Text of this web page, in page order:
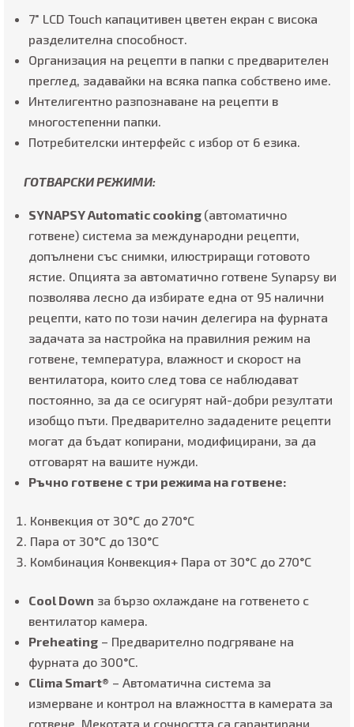
7″ LCD Touch капацитивен цветен екран с висока
разделителна способност.
Организация на рецепти в папки с предварителен
преглед, задавайки на всяка папка собствено име.
Интелигентно разпознаване на рецепти в
многостепенни папки.
Потребителски интерфейс с избор от 6 езика.
ГОТВАРСКИ РЕЖИМИ:
SYNAPSY Automatic cooking (автоматично
готвене) система за международни рецепти,
допълнени със снимки, илюстриращи готовото
ястие. Опцията за автоматично готвене Synapsy ви
позволява лесно да избирате една от 95 налични
рецепти, като по този начин делегира на фурната
задачата за настройка на правилния режим на
готвене, температура, влажност и скорост на
вентилатора, които след това се наблюдават
постоянно, за да се осигурят най-добри резултати
изобщо пъти. Предварително зададените рецепти
могат да бъдат копирани, модифицирани, за да
отговарят на вашите нужди.
Ръчно готвене с три режима на готвене:
Конвекция от 30°C до 270°C
Пара от 30°C до 130°C
Комбинация Конвекция+ Пара от 30°C до 270°C
Cool Down за бързо охлаждане на готвенето с
вентилатор камера.
Preheating – Предварително подгряване на
фурната до 300°C.
Clima Smart® – Автоматична система за
измерване и контрол на влажността в камерата за
готвене. Mекотата и сочността са гарантирани